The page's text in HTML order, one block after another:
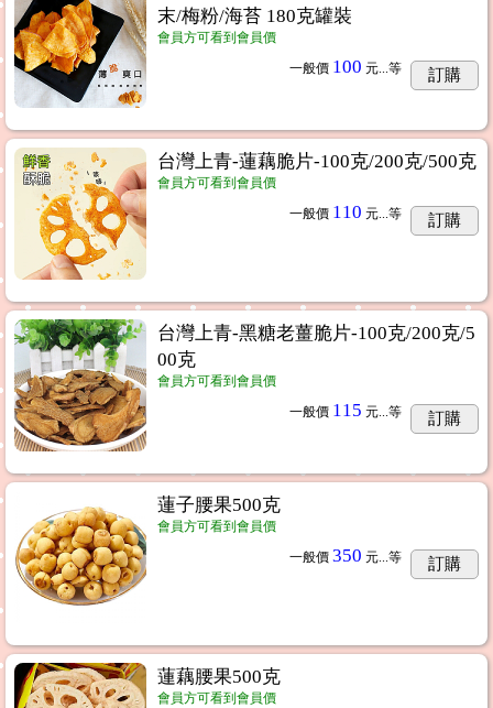
末/梅粉/海苔 180克罐裝
會員方可看到會員價
一般價 100 元...等 訂購
台灣上青-蓮藕脆片-100克/200克/500克
會員方可看到會員價
一般價 110 元...等 訂購
台灣上青-黑糖老薑脆片-100克/200克/5
00克
會員方可看到會員價
一般價 115 元...等 訂購
蓮子腰果500克
會員方可看到會員價
一般價 350 元...等 訂購
蓮藕腰果500克
會員方可看到會員價